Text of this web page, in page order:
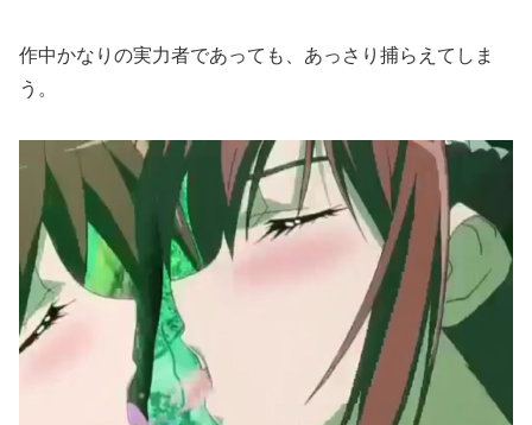
作中かなりの実力者であっても、あっさり捕らえてしま
う。